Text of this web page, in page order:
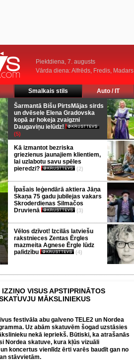
Piektdiena, 7. augusts
Vārda diena: Alfrēds, Fredis, Madars
Smalkais stils Auto / IT
Šarmantā Bišu PirtsMājas sirds
un dvēsele Elena Gradovska
kopā ar hokeja zvaigzni
Daugaviņu ielūdz!
(5)
Kā izmantot bezriska
griezienus jaunajiem klientiem,
lai uzlabotu savu spēles
pieredzi?
(2)
Īpašais leģendārā aktiera Jāņa
Skaņa 75 gadu jubilejas vakars
Skroderdienas Silmačos
Druvienā
(3)
Vēlos dzīvot! Izcilās latviešu
rakstnieces Zentas Ērgles
mazmeita Agnese Ērgle lūdz
palīdzību
(4)
IZZIŅO VISUS APSTIPRINĀTOS
MĀKSLINIEKUS
festivāla abu galveno TELE2 un Nordea
Uz abām skatuvēm šogad uzstāsies
nekā iepriekš. Būtiski, ka atrašanās
Nordea skatuve, kura kļūs vizuāli
koncertus vienlīdz ērti varēs baudīt gan no
stāvvietām.